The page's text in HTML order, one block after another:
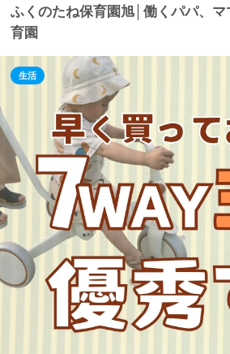
ふくのたね保育園旭│働くパパ、
育園
生活